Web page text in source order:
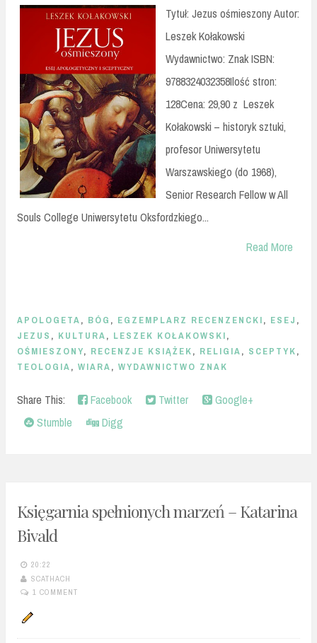
Tytuł: Jezus ośmieszony Autor:
Leszek Kołakowski
Wydawnictwo: Znak ISBN:
9788324032358Ilość stron:
128Cena: 29,90 z Leszek
Kołakowski – historyk sztuki,
profesor Uniwersytetu
Warszawskiego (do 1968),
Senior Research Fellow w All
Souls College Uniwersytetu Oksfordzkiego...
Read More
APOLOGETA, BÓG , EGZEMPLARZ RECENZENCKI, ESEJ ,
JEZUS , KULTURA, LESZEK KOŁAKOWSKI,
OŚMIESZONY, RECENZJE KSIĄŻEK, RELIGIA, SCEPTYK,
TEOLOGIA, WIARA, WYDAWNICTWO ZNAK
Share This: Facebook Twitter
Google+
Stumble
Digg
Księgarnia spełnionych marzeń – Katarina
Bivald
20:22
SCATHACH
1 COMMENT